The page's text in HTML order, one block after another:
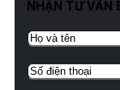
NHẬN TƯ VẤN